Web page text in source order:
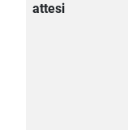
attesi